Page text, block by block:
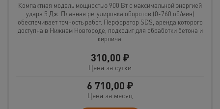
Компактная модель мощностью 900 Вт с максимальной энергией
удара 5 Дж. Плавная регулировка оборотов (0-760 об/мин)
обеспечивает точность работ. Перфоратор SDS, аренда которого
доступна в Нижнем Новгороде, подходит для обработки бетона и
кирпича.
310,00 ₽
Цена за сутки
6 710,00 ₽
Цена за месяц